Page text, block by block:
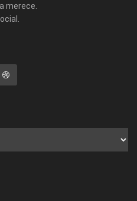
merece.